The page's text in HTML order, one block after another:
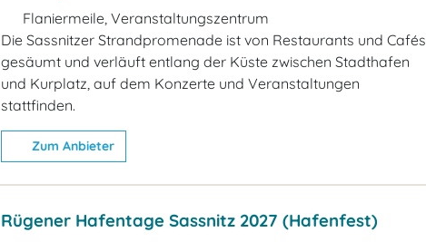
Flaniermeile, Veranstaltungszentrum
Die Sassnitzer Strandpromenade ist von Restaurants und Cafés
gesäumt und verläuft entlang der Küste zwischen Stadthafen
und Kurplatz, auf dem Konzerte und Veranstaltungen
stattfinden.
Zum Anbieter
Rügener Hafentage Sassnitz 2027 (Hafenfest)